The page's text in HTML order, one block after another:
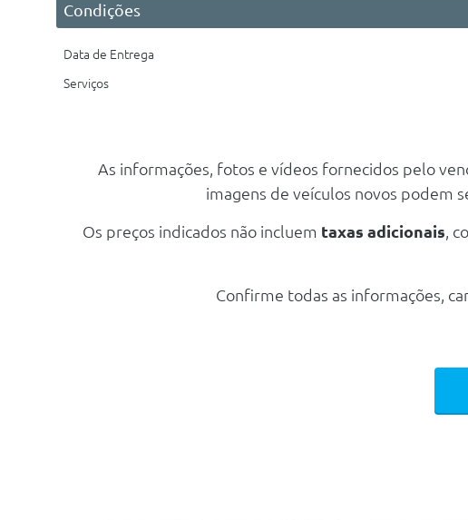
Condições
Data de Entrega
Serviços
As informações, fotos e vídeos fornecidos pelo
imagens de veículos novos podem
Os preços indicados não incluem taxas adicionais,
Confirme todas as informações,